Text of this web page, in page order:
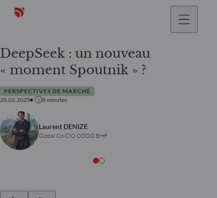
DeepSeek : un nouveau
« moment Spoutnik » ?
PERSPECTIVES DE MARCHÉ
20.02.2025
8 minutes
Laurent DENIZE
Global Co-CIO ODDO BHF